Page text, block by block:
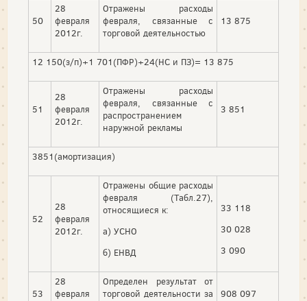
50
28
февраля
2012г.
Отражены расходы
февраля, связанные с
торговой деятельностью
13 875
12 150(з/п)+1 701(ПФР)+24(НС и ПЗ)= 13 875
51
28
февраля
2012г.
Отражены расходы
февраля, связанные с
распространением
наружной рекламы
3 851
3851(амортизация)
52
28
февраля
2012г.
Отражены общие расходы
февраля (Табл.27),
относящиеся к:
а) УСНО
б) ЕНВД
33 118
30 028
3 090
53
28
февраля
Определен результат от
торговой деятельности за
908 097